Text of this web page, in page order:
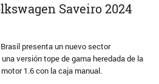
Saveiro 2024
presenta un nuevo sector
versión tope de gama heredada de la
1.6 con la caja manual.